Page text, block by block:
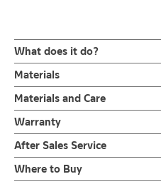
What does it do?
สายน้ำดี สายน้ำดีสแตนเลสถัก ขน
แตนเลส 304 ถัก ข้อต่อผลิตจากส
สามารถใส่กับข้อต่อขนาด 1/2 ” ตา
เก็นยาง 2 วง
สายน้ำดี ใช้ต่อจากวาล์วเปิด-ปิดน้ำ
สุขภัณฑ์ ก๊อกอ่างล้างหน้า ก๊อกซิ้งค์
น้ำอุ่น เครื่องซักผ้า ทนความร้อน ไ
Materials
ตัวสาย
ผลิตจากสแตนเลส 304 ถัก
ข้อต่อ
ผลิตจากทองเหลือง
Materials and Care
คำแนะนำในการดูแลรักษาผลิตภัณฑ์
1. ไม่ทำสินค้าให้เกิดความเสียหาย
ทำตก ไม่งัดหรือโยกสินค้าแรงๆ
2. ทำความสะอาดสินค้าโดยการใช้
3. ห้ามใช้สารเคมีที่มีฤทธิ์เป็นกรด ใ
Warranty
รับประกันสายไม่รั่ว 10 ปี
After Sales Service
Online Platform
– Email:
Where to Buy